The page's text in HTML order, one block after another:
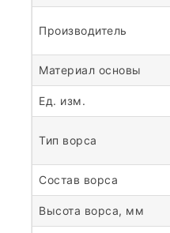
Производитель
Материал основы
Ед. изм.
Тип ворса
Состав ворса
Высота ворса, мм